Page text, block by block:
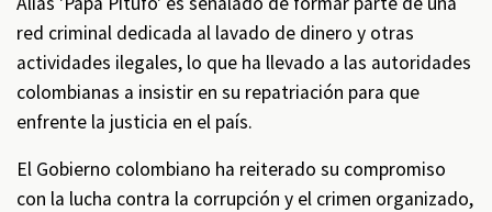
red criminal dedicada al lavado de dinero y otras
actividades ilegales, lo que ha llevado a las autoridades
colombianas a insistir en su repatriación para que
enfrente la justicia en el país.
El Gobierno colombiano ha reiterado su compromiso
con la lucha contra la corrupción y el crimen organizado,